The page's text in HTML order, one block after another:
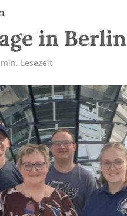
in Berlin
Lesezeit